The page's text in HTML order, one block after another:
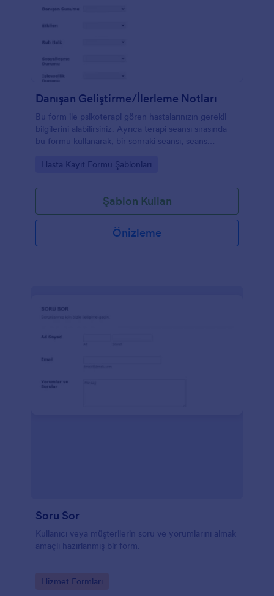
Danışan Geliştirme/İlerleme Notları
Bu form ile psikoterapi gören hastalarınızın gerekli
bilgilerini alabilirsiniz. Ayrıca terapi seansı sırasında
bu formu kullanarak, bir sonraki seansı, seans
hedeflerinizi not alabilirsiniz.
Go to Category:
Hasta Kayıt Formu Şablonları
Şablon Kullan
Önizleme
Soru Sor
Kullanıcı veya müşterilerin soru ve yorumlarını almak
amaçlı hazırlanmış bir form.
Go to Category:
Hizmet Formları